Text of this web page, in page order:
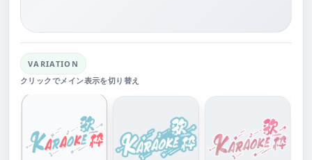
VARIATION
クリックでメイン表示を切り替え